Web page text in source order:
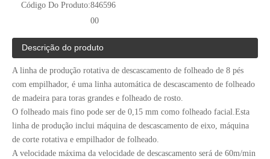
Código Do Produto:846596
00
Descrição do produto
A linha de produção rotativa de descascamento de folheado de 8 pés
com empilhador, é uma linha automática de descascamento de folheado
de madeira para toras grandes e folheado de rosto.
O folheado mais fino pode ser de 0,15 mm como folheado facial.Esta
linha de produção inclui máquina de descascamento de eixo, máquina
de corte rotativa e empilhador de folheado.
A velocidade máxima da velocidade de descascamento será de 60m/min